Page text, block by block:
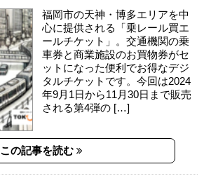
福岡市の天神・博多エリアを中
心に提供される「乗レール買エ
ールチケット」。交通機関の乗
車券と商業施設のお買物券がセ
ットになった便利でお得なデジ
タルチケットです。今回は2024
年9月1日から11月30日まで販売
される第4弾の […]
この記事を読む